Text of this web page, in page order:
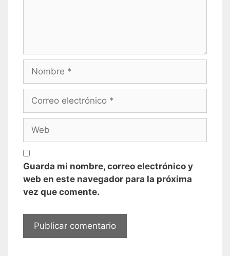
electrónico
Guarda mi nombre, correo electrónico y
web en este navegador para la próxima
vez que comente.